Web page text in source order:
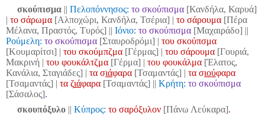
σκούπισμα || Πελοπόννησος: το σκούπισμα [Κανδήλα, Καρυά]
| το σάρωμα [Αλποχώρι, Κανδήλα, Τσέρια] | το σάρουμα [Πέρα
Μέλανα, Πραστός, Τυρός] || Ιόνιο: το σκούπισμα [Μαχαιράδο] ||
Ρούμελη: το σκούπισμα [Σταυροδρόμι] | του σκούπσμα
[Κουμαρίτσι] | του σκούμπζμα [Γέρμας] | του σάρουμα [Γουριά,
Μακρινή | του φουκάλτζμα [Γέρμα] | του φουκάλμα [Έλατος,
Κανάλια, Σταγιάδες] | τα σιάφαρα [Τσαμαντάς] | τα σιούφαρα
[Τσαμαντάς] | τα ζιάφαρα [Τσαμαντάς] || Κρήτη: το σκούπισμα
[Σάσαλος].
σκουπόξυλο || Κύπρος: το σαρόξυλον [Πάνω Λεύκαρα].